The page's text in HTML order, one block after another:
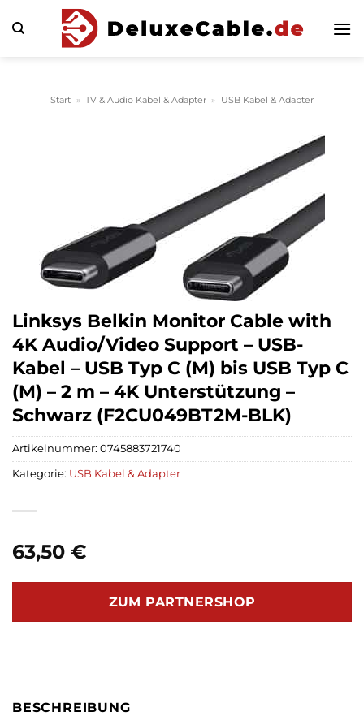
Inhalt
Start » TV & Audio Kabel & Adapter » USB Kabel & Adapter
Linksys Belkin Monitor Cable with
4K Audio/Video Support – USB-
Kabel – USB Typ C (M) bis USB Typ C
(M) – 2 m – 4K Unterstützung –
Schwarz (F2CU049BT2M-BLK)
63,50 €
ZUM PARTNERSHOP
Artikelnummer: 0745883721740
Kategorie: USB Kabel & Adapter
BESCHREIBUNG